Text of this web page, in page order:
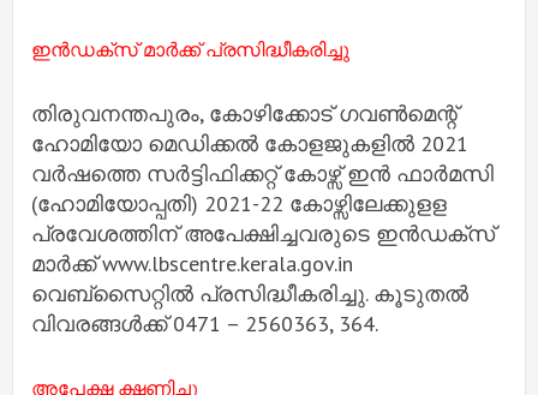
ഇന്‍ഡക്സ് മാര്‍ക്ക് പ്രസിദ്ധീകരിച്ചു
തിരുവനന്തപുരം, കോഴിക്കോട് ഗവണ്‍മെന്റ്
ഹോമിയോ മെഡിക്കല്‍ കോളജുകളില്‍ 2021
വര്‍ഷത്തെ സര്‍ട്ടിഫിക്കറ്റ് കോഴ്സ് ഇന്‍ ഫാര്‍മസി
(ഹോമിയോപ്പതി) 2021-22 കോഴ്സിലേക്കുളള
പ്രവേശത്തിന് അപേക്ഷിച്ചവരുടെ ഇന്‍ഡക്സ്
മാര്‍ക്ക് www.lbscentre.kerala.gov.in
വെബ്സൈറ്റില്‍ പ്രസിദ്ധീകരിച്ചു. കൂടുതല്‍
വിവരങ്ങള്‍ക്ക് 0471 – 2560363, 364.
അപേക്ഷ ക്ഷണിച്ചു